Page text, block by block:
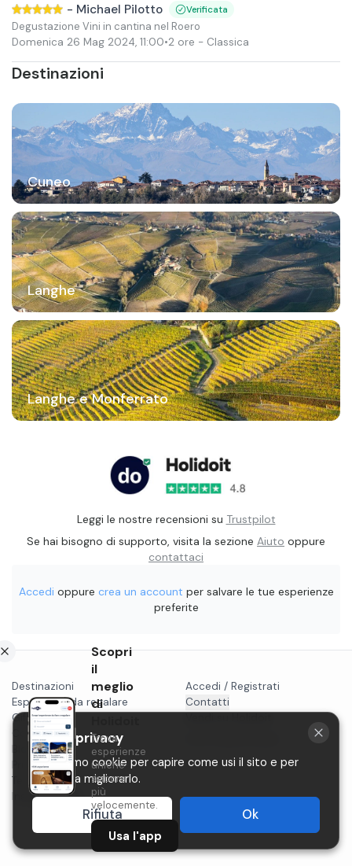
- Michael Pilotto Verificata
Degustazione Vini in cantina nel Roero
Domenica 26 Mag 2024, 11:00•2 ore - Classica
Destinazioni
Cuneo
Langhe
Langhe e Monferrato
Leggi le nostre recensioni su Trustpilot
Se hai bisogno di supporto, visita la sezione Aiuto oppure
contattaci
Accedi oppure crea un account per salvare le tue esperienze
preferite
Destinazioni
Esperienze da regalare
Gift card
Cosa fare a...
Blog
Privacy
Termini
Instagram
Accedi / Registrati
Contatti
Scopri
il
meglio
di
Trova
esperienze
uniche
ancora
più
velocemente.
Usa l'app
La tua privacy
Utilizziamo cookie per capire come usi il sito e per
aiutarci a migliorarlo.
Rifiuta Ok